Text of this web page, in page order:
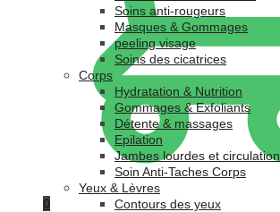
0
Soins anti-rougeurs
Masques & Gommages
peeling visage
Soins des cicatrices
Corps
Hydratation & Nutrition
Gommages & Exfoliants
Détente & massages
Epilation
Jambes lourdes et circulation
Soin Anti-Taches Corps
Yeux & Lèvres
Contours des yeux